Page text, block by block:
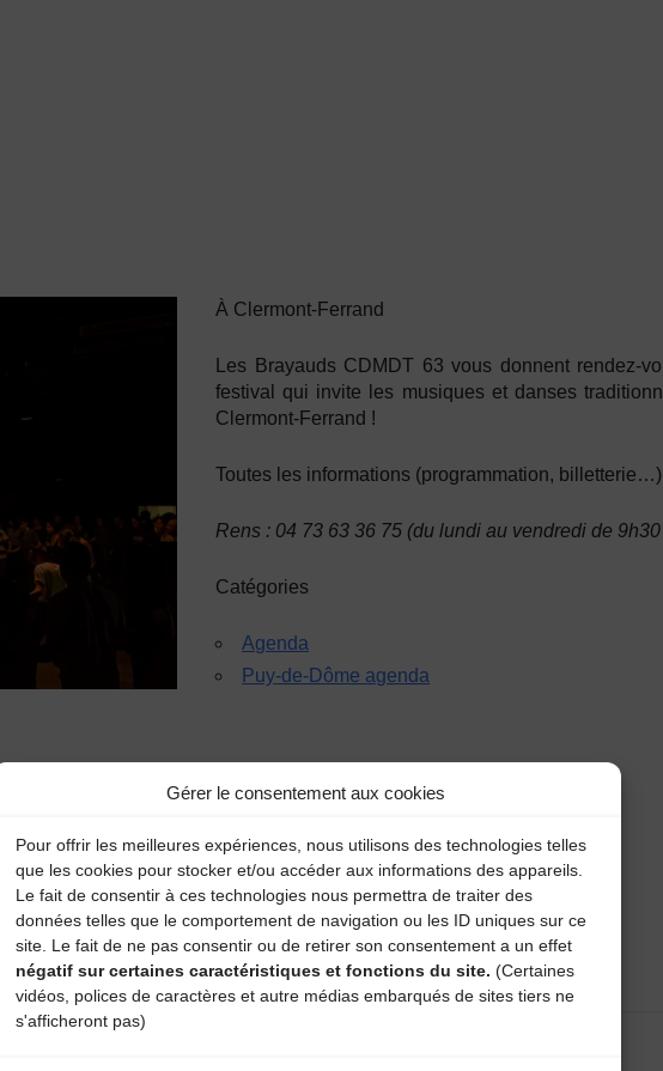
Gérer le consentement aux cookies
Pour offrir les meilleures expériences, nous utilisons des technologies telles
que les cookies pour stocker et/ou accéder aux informations des appareils.
Le fait de consentir à ces technologies nous permettra de traiter des
données telles que le comportement de navigation ou les ID uniques sur ce
site. Le fait de ne pas consentir ou de retirer son consentement a un effet
négatif sur certaines caractéristiques et fonctions du site. (Certaines
vidéos, polices de caractères et autre médias embarqués de sites tiers ne
s'afficheront pas)
À Clermont-Ferrand
Les Brayauds CDMDT 63 vous donnent rendez-
festival qui invite les musiques et danses
Clermont-Ferrand !
Toutes les informations (programmation,
Rens : 04 73 63 36 75 (du lundi au vendredi de
Catégories
Agenda
Puy-de-Dôme agenda
obligatoires sont indiqués avec*